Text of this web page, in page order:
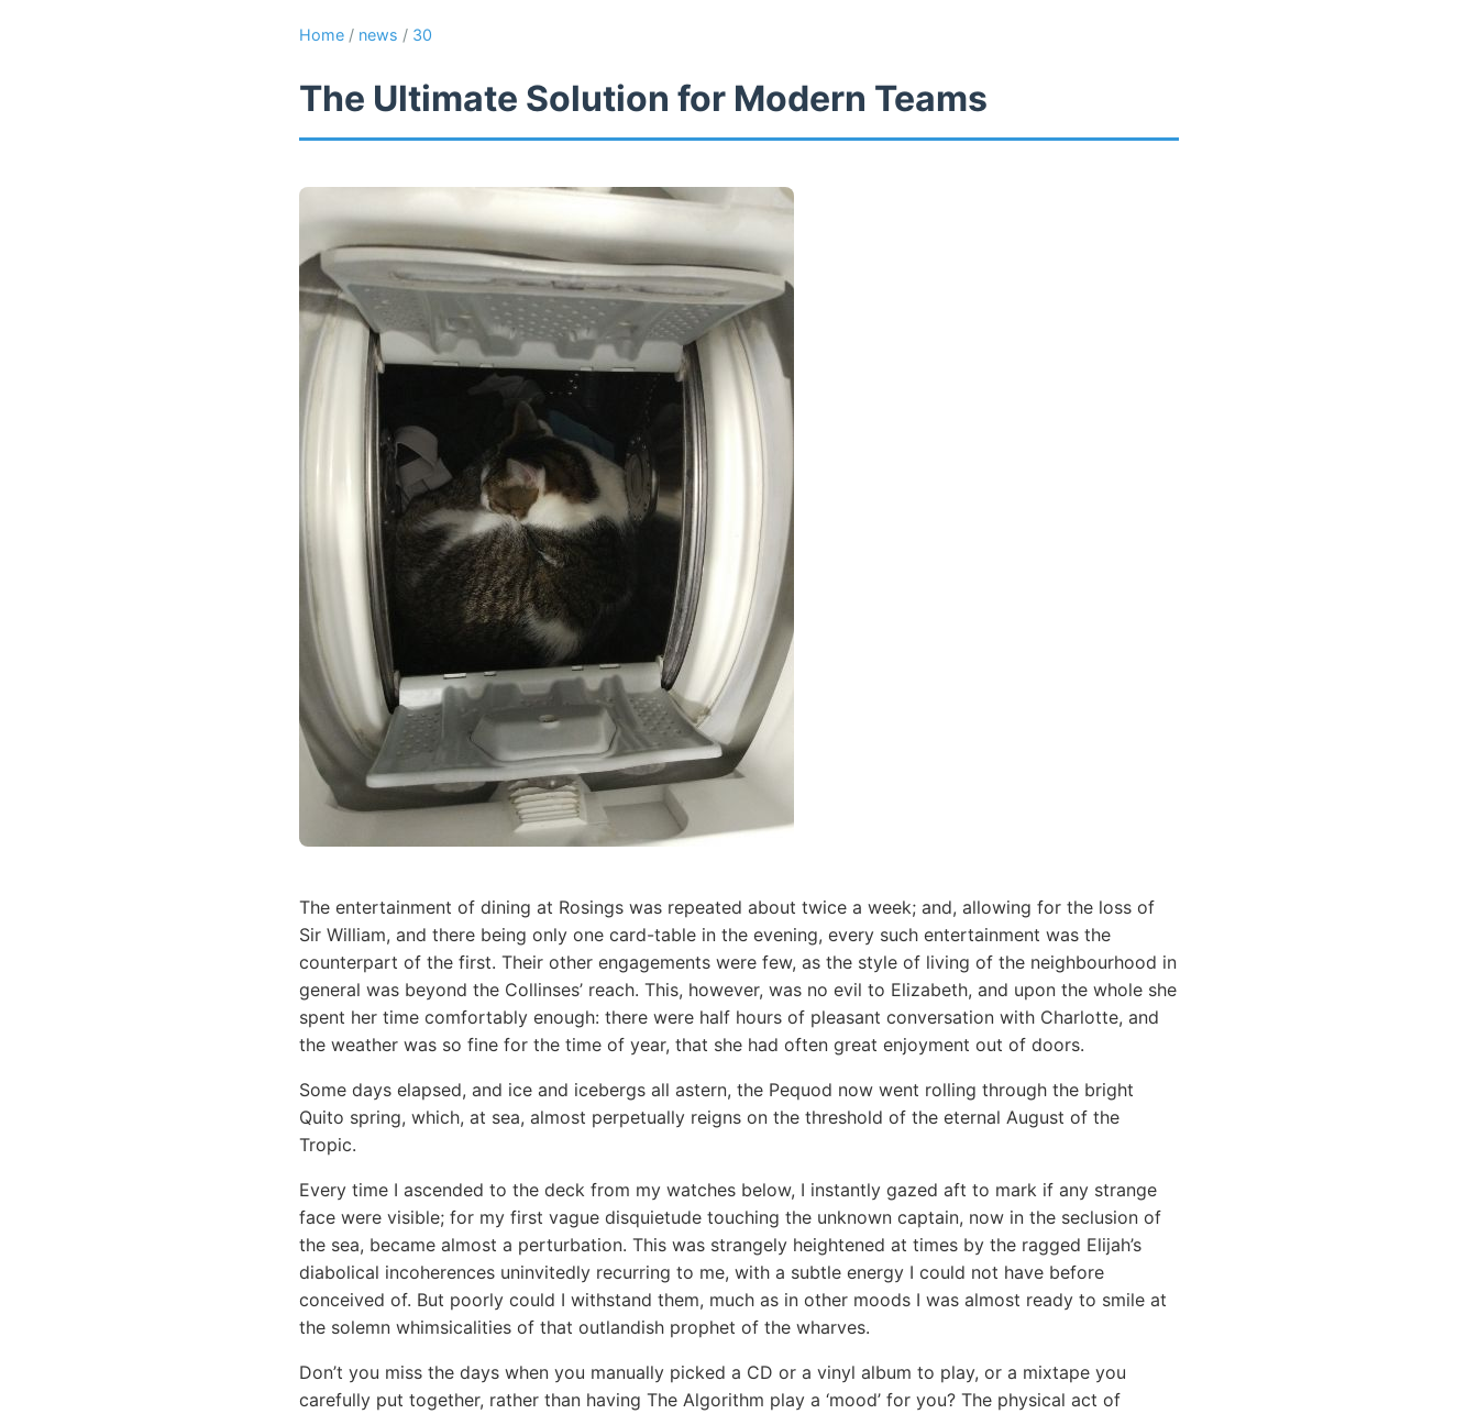
Home / news / 30
The Ultimate Solution for Modern Teams
The entertainment of dining at Rosings was repeated about twice a week; and, allowing for the loss of
Sir William, and there being only one card-table in the evening, every such entertainment was the
counterpart of the first. Their other engagements were few, as the style of living of the neighbourhood in
general was beyond the Collinses’ reach. This, however, was no evil to Elizabeth, and upon the whole she
spent her time comfortably enough: there were half hours of pleasant conversation with Charlotte, and
the weather was so fine for the time of year, that she had often great enjoyment out of doors.
Some days elapsed, and ice and icebergs all astern, the Pequod now went rolling through the bright
Quito spring, which, at sea, almost perpetually reigns on the threshold of the eternal August of the
Tropic.
Every time I ascended to the deck from my watches below, I instantly gazed aft to mark if any strange
face were visible; for my first vague disquietude touching the unknown captain, now in the seclusion of
the sea, became almost a perturbation. This was strangely heightened at times by the ragged Elijah’s
diabolical incoherences uninvitedly recurring to me, with a subtle energy I could not have before
conceived of. But poorly could I withstand them, much as in other moods I was almost ready to smile at
the solemn whimsicalities of that outlandish prophet of the wharves.
Don’t you miss the days when you manually picked a CD or a vinyl album to play, or a mixtape you
carefully put together, rather than having The Algorithm play a ‘mood’ for you? The physical act of